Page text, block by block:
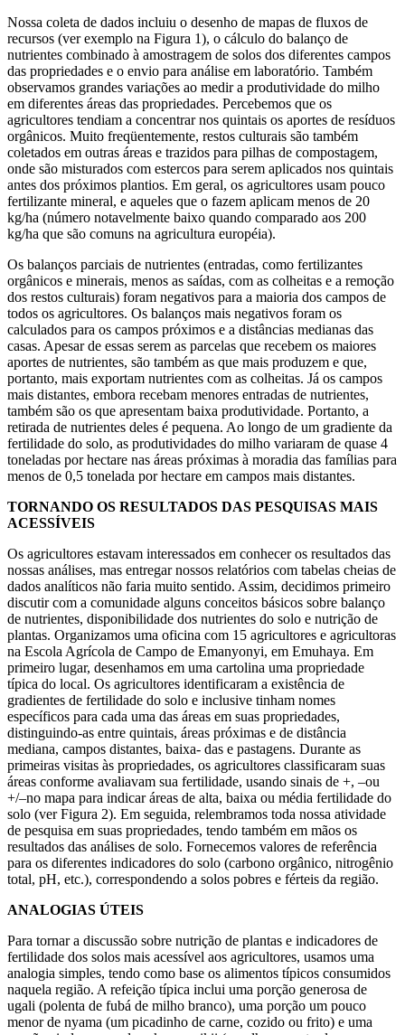
Nossa coleta de dados incluiu o desenho de mapas de fluxos de
recursos (ver exemplo na Figura 1), o cálculo do balanço de
nutrientes combinado à amostragem de solos dos diferentes campos
das propriedades e o envio para análise em laboratório. Também
observamos grandes variações ao medir a produtividade do milho
em diferentes áreas das propriedades. Percebemos que os
agricultores tendiam a concentrar nos quintais os aportes de resíduos
orgânicos. Muito freqüentemente, restos culturais são também
coletados em outras áreas e trazidos para pilhas de compostagem,
onde são misturados com estercos para serem aplicados nos quintais
antes dos próximos plantios. Em geral, os agricultores usam pouco
fertilizante mineral, e aqueles que o fazem aplicam menos de 20
kg/ha (número notavelmente baixo quando comparado aos 200
kg/ha que são comuns na agricultura européia).
Os balanços parciais de nutrientes (entradas, como fertilizantes
orgânicos e minerais, menos as saídas, com as colheitas e a remoção
dos restos culturais) foram negativos para a maioria dos campos de
todos os agricultores. Os balanços mais negativos foram os
calculados para os campos próximos e a distâncias medianas das
casas. Apesar de essas serem as parcelas que recebem os maiores
aportes de nutrientes, são também as que mais produzem e que,
portanto, mais exportam nutrientes com as colheitas. Já os campos
mais distantes, embora recebam menores entradas de nutrientes,
também são os que apresentam baixa produtividade. Portanto, a
retirada de nutrientes deles é pequena. Ao longo de um gradiente da
fertilidade do solo, as produtividades do milho variaram de quase 4
toneladas por hectare nas áreas próximas à moradia das famílias para
menos de 0,5 tonelada por hectare em campos mais distantes.
TORNANDO OS RESULTADOS DAS PESQUISAS MAIS
ACESSÍVEIS
Os agricultores estavam interessados em conhecer os resultados das
nossas análises, mas entregar nossos relatórios com tabelas cheias de
dados analíticos não faria muito sentido. Assim, decidimos primeiro
discutir com a comunidade alguns conceitos básicos sobre balanço
de nutrientes, disponibilidade dos nutrientes do solo e nutrição de
plantas. Organizamos uma oficina com 15 agricultores e agricultoras
na Escola Agrícola de Campo de Emanyonyi, em Emuhaya. Em
primeiro lugar, desenhamos em uma cartolina uma propriedade
típica do local. Os agricultores identificaram a existência de
gradientes de fertilidade do solo e inclusive tinham nomes
específicos para cada uma das áreas em suas propriedades,
distinguindo-as entre quintais, áreas próximas e de distância
mediana, campos distantes, baixa- das e pastagens. Durante as
primeiras visitas às propriedades, os agricultores classificaram suas
áreas conforme avaliavam sua fertilidade, usando sinais de +, –ou
+/–no mapa para indicar áreas de alta, baixa ou média fertilidade do
solo (ver Figura 2). Em seguida, relembramos toda nossa atividade
de pesquisa em suas propriedades, tendo também em mãos os
resultados das análises de solo. Fornecemos valores de referência
para os diferentes indicadores do solo (carbono orgânico, nitrogênio
total, pH, etc.), correspondendo a solos pobres e férteis da região.
ANALOGIAS ÚTEIS
Para tornar a discussão sobre nutrição de plantas e indicadores de
fertilidade dos solos mais acessível aos agricultores, usamos uma
analogia simples, tendo como base os alimentos típicos consumidos
naquela região. A refeição típica inclui uma porção generosa de
ugali (polenta de fubá de milho branco), uma porção um pouco
menor de nyama (um picadinho de carne, cozido ou frito) e uma